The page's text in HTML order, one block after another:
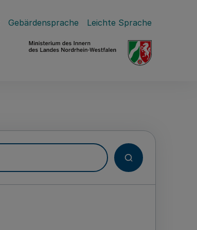
Gebärdensprache Leichte Sprache